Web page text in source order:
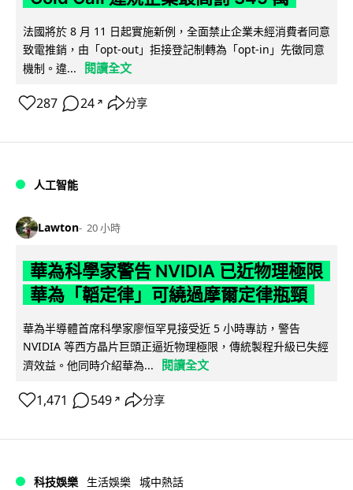
法國將於 8 月 11 日起實施新例，全面禁止企業未經消費者同意
致電推銷，由「opt-out」拒接登記制轉為「opt-in」先徵同意
機制。違...
閱讀全文
287 24 ↗ 分享
人工智能
Lawton 20 小時
華為科學家警告 NVIDIA 已近物理極限
華為「韜定律」可繞過摩爾定律瓶頸
華為半導體首席科學家廖恒罕見接受近 5 小時專訪，警告
NVIDIA 等西方晶片巨頭正逼近物理極限，傳統製程升級已失經
濟效益。他同時介紹華為...
閱讀全文
1,471 549 ↗ 分享
科技娛樂 生活娛樂 城中熱話